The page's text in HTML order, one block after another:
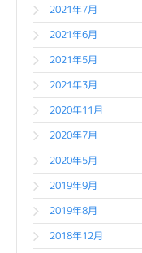
2021年7月
2021年6月
2021年5月
2021年3月
2020年11月
2020年7月
2020年5月
2019年9月
2019年8月
2018年12月